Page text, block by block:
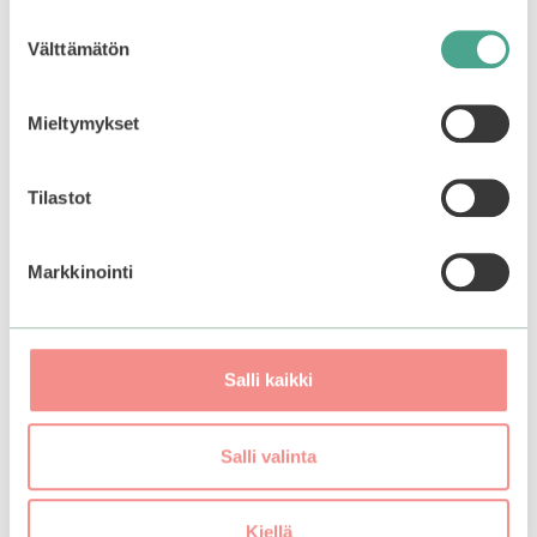
valinta
Välttämätön
Mieltymykset
Tilastot
Markkinointi
Salli kaikki
Salli valinta
Kiellä
saatavilla.
Missha | Water In
BBIA | Ready To Wear
Downy Cheek Blush
valinnat
tuotteen
sivulla.